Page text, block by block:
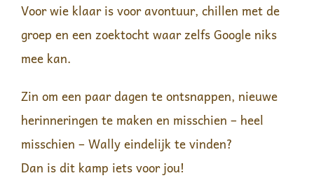
Voor wie klaar is voor avontuur, chillen met de
groep en een zoektocht waar zelfs Google niks
mee kan.
Zin om een paar dagen te ontsnappen, nieuwe
herinneringen te maken en misschien – heel
misschien – Wally eindelijk te vinden?
Dan is dit kamp iets voor jou!